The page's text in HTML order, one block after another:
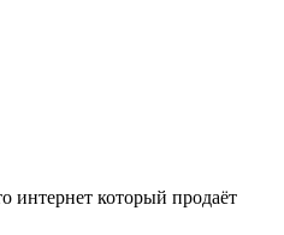
интернет который продаёт